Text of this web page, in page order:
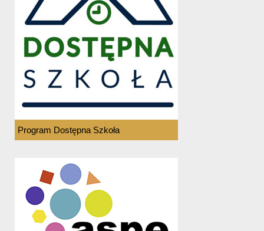
Program Dostępna Szkoła